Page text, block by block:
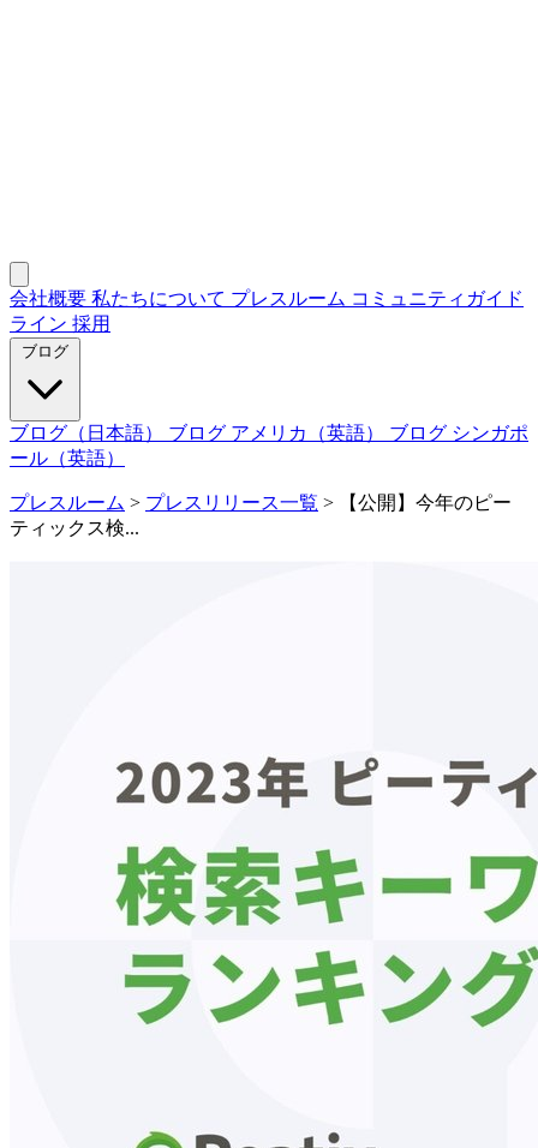
会社概要 私たちについて プレスルーム コミュニティガイド
ライン 採用
ブログ
ブログ（日本語） ブログ アメリカ（英語） ブログ シンガポ
ール（英語）
プレスルーム > プレスリリース一覧 >
【公開】今年のピー
ティックス検...